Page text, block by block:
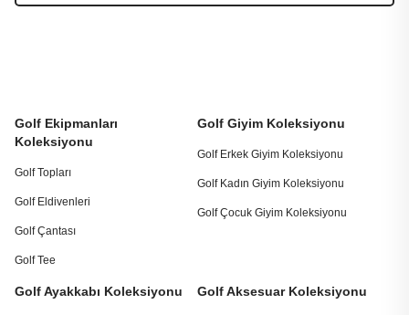
Golf Ekipmanları
Koleksiyonu
Golf Topları
Golf Eldivenleri
Golf Çantası
Golf Tee
Golf Giyim Koleksiyonu
Golf Erkek Giyim Koleksiyonu
Golf Kadın Giyim Koleksiyonu
Golf Çocuk Giyim Koleksiyonu
Golf Ayakkabı Koleksiyonu Golf Aksesuar Koleksiyonu